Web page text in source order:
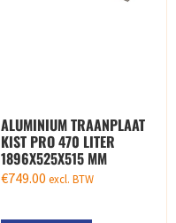
ALUMINIUM TRAANPLAAT
KIST PRO 470 LITER
1896X525X515 MM
€749.00 excl. BTW